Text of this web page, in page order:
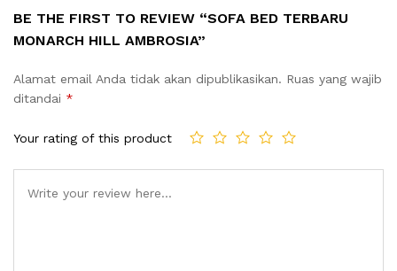
BE THE FIRST TO REVIEW “SOFA BED TERBARU
MONARCH HILL AMBROSIA”
Alamat email Anda tidak akan dipublikasikan. Ruas yang wajib
ditandai *
Your rating of this product